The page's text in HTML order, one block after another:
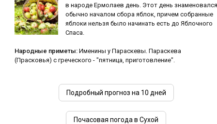
в народе Ермолаев день. Этот день знаменовался
обычно началом сбора яблок, причем собранные
яблоки нельзя было начинать есть до Яблочного
Спаса.
Народные приметы: Именины у Параскевы. Параскева
(Прасковья) с греческого - "пятница, приготовление".
Подробный прогноз на 10 дней
Почасовая погода в Сухой